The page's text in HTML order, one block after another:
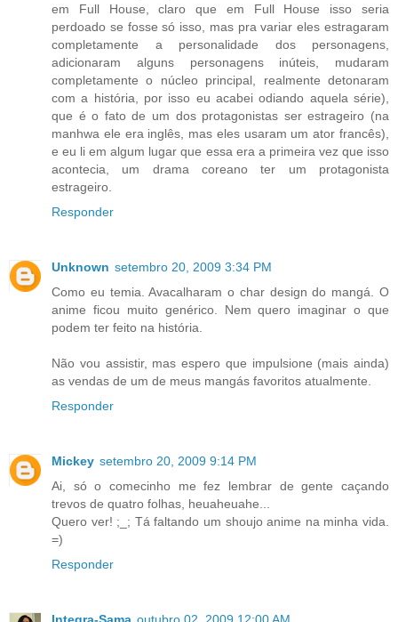
em Full House, claro que em Full House isso seria
perdoado se fosse só isso, mas pra variar eles estragaram
completamente a personalidade dos personagens,
adicionaram alguns personagens inúteis, mudaram
completamente o núcleo principal, realmente detonaram
com a história, por isso eu acabei odiando aquela série),
que é o fato de um dos protagonistas ser estrageiro (na
manhwa ele era inglês, mas eles usaram um ator francês),
e eu li em algum lugar que essa era a primeira vez que isso
acontecia, um drama coreano ter um protagonista
estrageiro.
Responder
Unknown setembro 20, 2009 3:34 PM
Como eu temia. Avacalharam o char design do mangá. O
anime ficou muito genérico. Nem quero imaginar o que
podem ter feito na história.
Não vou assistir, mas espero que impulsione (mais ainda)
as vendas de um de meus mangás favoritos atualmente.
Responder
Mickey setembro 20, 2009 9:14 PM
Ai, só o comecinho me fez lembrar de gente caçando
trevos de quatro folhas, heuaheuahe...
Quero ver! ;_; Tá faltando um shoujo anime na minha vida.
=)
Responder
Integra-Sama outubro 02, 2009 12:00 AM